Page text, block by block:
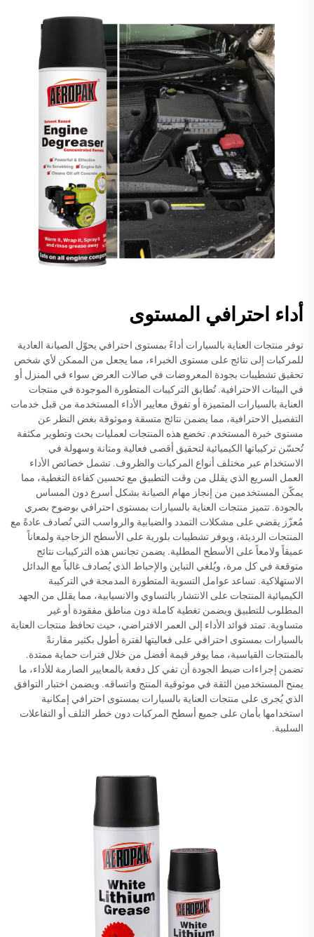
أداء احترافي المستوى
توفر منتجات العناية بالسيارات أداءً بمستوى احترافي يحوّل الصيانة العادية
للمركبات إلى نتائج على مستوى الخبراء، مما يجعل من الممكن لأي شخص
تحقيق تشطيبات بجودة المعروضات في صالات العرض سواء في المنزل أو
في البيئات الاحترافية. تُطابق التركيبات المتطورة الموجودة في منتجات
العناية بالسيارات المتميزة أو تفوق معايير الأداء المستخدمة من قبل خدمات
التفصيل الاحترافية، مما يضمن نتائج متسقة وموثوقة بغض النظر عن
مستوى خبرة المستخدم. تخضع هذه المنتجات لعمليات بحث وتطوير مكثفة
تُحسّن تركيباتها الكيميائية لتحقيق أقصى فعالية ومتانة وسهولة في
الاستخدام عبر مختلف أنواع المركبات والظروف. تشمل خصائص الأداء
العمل السريع الذي يقلل من وقت التطبيق مع تحسين كفاءة التغطية، مما
يمكّن المستخدمين من إنجاز مهام الصيانة بشكل أسرع دون المساس
بالجودة. تتميز منتجات العناية بالسيارات بمستوى احترافي بوضوح بصري
مُعزّز يقضي على مشكلات التمدد والضبابية والرواسب التي تُصادف عادةً مع
المنتجات الرديئة، ويوفر تشطيبات بلورية على الأسطح الزجاجية ولمعاناً
عميقاً ولامعاً على الأسطح المطلية. يضمن تجانس هذه التركيبات نتائج
متوقعة في كل مرة، ويُلغي التباين والإحباط الذي يُصادف غالباً مع البدائل
الاستهلاكية. تساعد عوامل التسوية المتطورة المدمجة في التركيبة
الكيميائية المنتجات على الانتشار بالتساوي والانسيابية، مما يقلل من الجهد
المطلوب للتطبيق ويضمن تغطية كاملة دون مناطق مفقودة أو غير
متساوية. تمتد فوائد الأداء إلى العمر الافتراضي، حيث تحافظ منتجات العناية
بالسيارات بمستوى احترافي على فعاليتها لفترة أطول بكثير مقارنةً
بالمنتجات القياسية، مما يوفر قيمة أفضل من خلال فترات حماية ممتدة.
تضمن إجراءات ضبط الجودة أن تفي كل دفعة بالمعايير الصارمة للأداء، ما
يمنح المستخدمين الثقة في موثوقية المنتج واتساقه. ويضمن اختبار التوافق
الذي يُجرى على منتجات العناية بالسيارات بمستوى احترافي إمكانية
استخدامها بأمان على جميع أسطح المركبات دون خطر التلف أو التفاعلات
السلبية.